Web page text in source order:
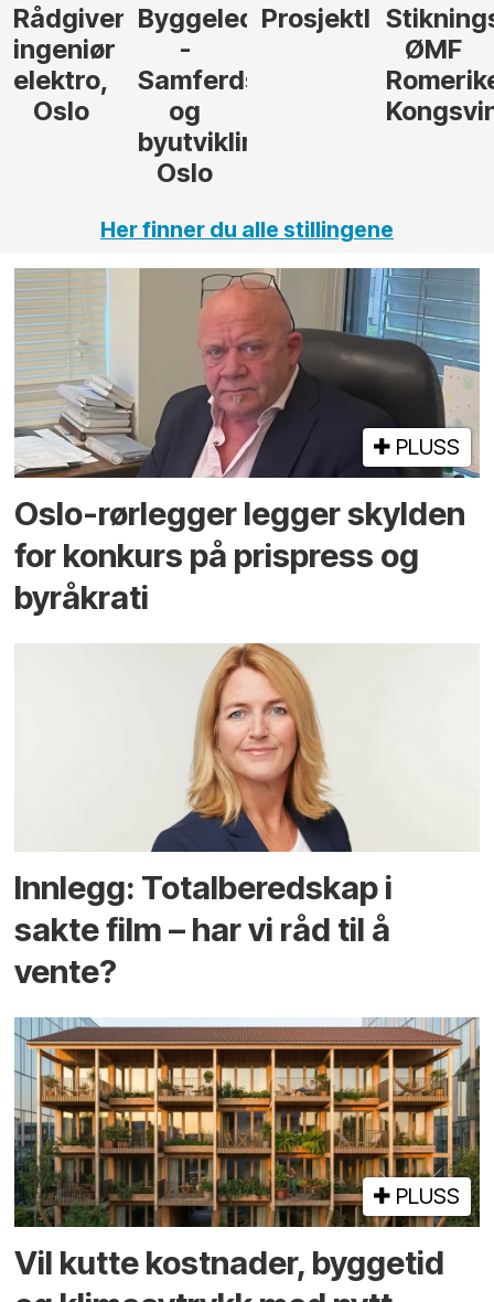
Byggeleder
-
Samferdsel
og
byutvikling,
ProsjektlederStikningsingeniør
Kongsvinger
/
strategi
Her finner du alle stillingene
PLUSS
Oslo-rørlegger legger skylden
for konkurs på prispress og
byråkrati
Innlegg: Totalberedskap i
sakte film – har vi råd til å
vente?
PLUSS
Vil kutte kostnader, byggetid